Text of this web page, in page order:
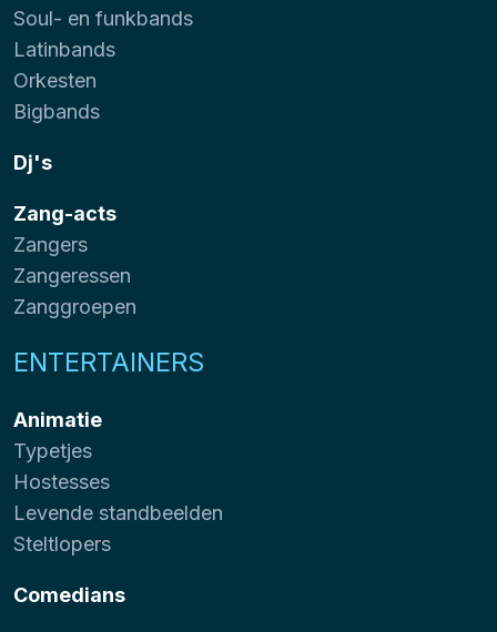
Soul- en funkbands
Latinbands
Orkesten
Bigbands
Dj's
Zang-acts
Zangers
Zangeressen
Zanggroepen
ENTERTAINERS
Animatie
Typetjes
Hostesses
Levende standbeelden
Steltlopers
Comedians